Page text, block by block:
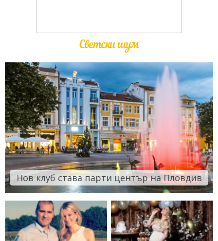
Светски шум
Нов клуб става парти център на Пловдив